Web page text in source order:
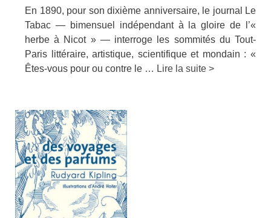
En 1890, pour son dixième anniversaire, le journal Le
Tabac — bimensuel indépendant à la gloire de l’«
herbe à Nicot » — interroge les sommités du Tout-
Paris littéraire, artistique, scientifique et mondain : «
Êtes-vous pour ou contre le … Lire la suite >